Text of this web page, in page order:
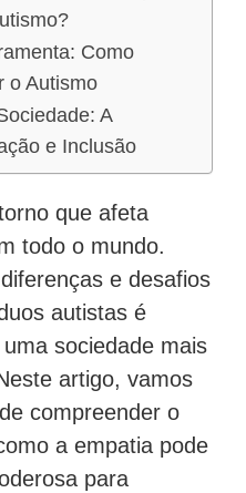
Como
o Autismo
A
e Inclusão
que afeta
todo o mundo.
e desafios
autistas é
sociedade mais
artigo, vamos
compreender o
a empatia pode
para